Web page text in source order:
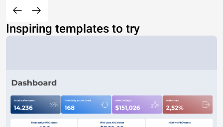
Inspiring templates to try